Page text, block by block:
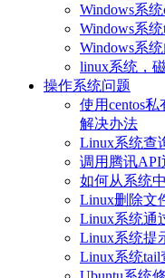
Windows系
Windows系
Windows系
linux系统，
操作系统问题
使用centos
解决办法
Linux系统查
调用腾讯
如何从系统
Linux删除文
Linux系统通
Linux系统提
Linux系统tail